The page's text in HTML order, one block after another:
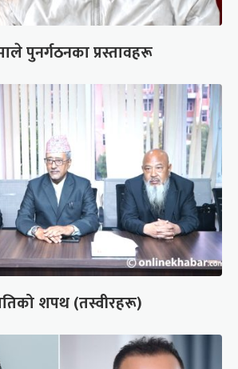
पुनर्गठनका प्रस्तावहरू
शपथ (तस्वीरहरू)